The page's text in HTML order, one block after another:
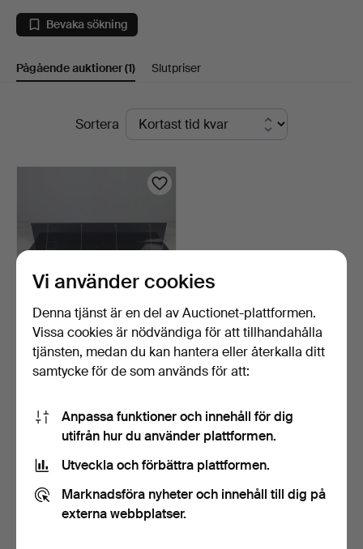
Hyllor
på
Auktionsverk
Köln
Bevaka sökning
Pågående auktioner(1) Slutpriser
PågåendeSortera
STUDIO KAIROS. B&B
Italia, vägghylla, seri…
6 dagar
29 USD
Du kan också söka ivårt arkiv med avslutade auktioner
Vi använder cookies
Denna tjänst är en del av Auctionet-plattformen.
Vissa cookies är nödvändiga för att tillhandahålla
tjänsten, medan du kan hantera eller återkalla ditt
samtycke för de som används för att:
Anpassa funktioner och innehåll för dig
utifrån hur du använder plattformen.
Utveckla och förbättra plattformen.
Marknadsföra nyheter och innehåll till dig på
externa webbplatser.